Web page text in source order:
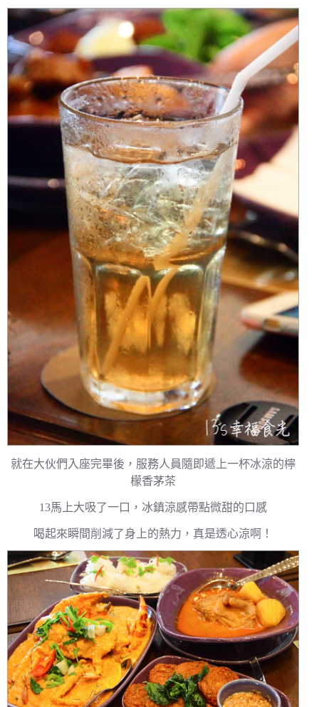
就在大伙們入座完畢後，服務人員隨即遞上一杯冰涼的檸
檬香茅茶
13馬上大吸了一口，冰鎮涼感帶點微甜的口感
喝起來瞬間削減了身上的熱力，真是透心涼啊！